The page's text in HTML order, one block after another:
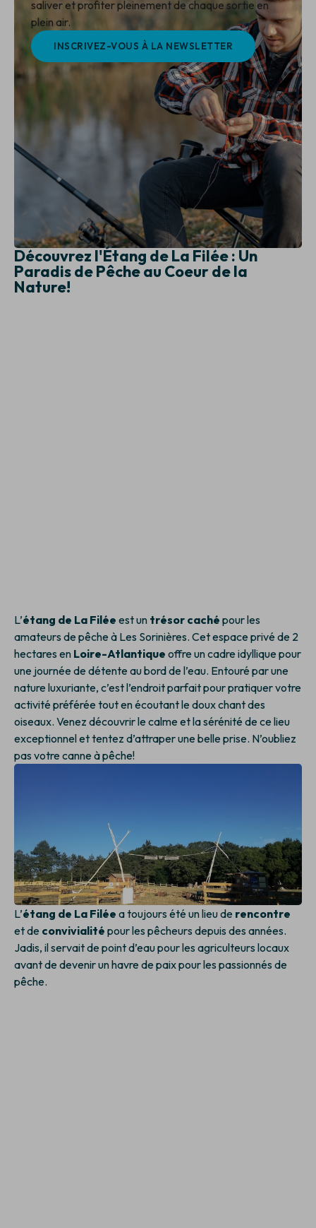
saliver et profiter pleinement de chaque sortie en
plein air.
INSCRIVEZ-VOUS À LA NEWSLETTER
Découvrez l'Étang de La Filée : Un
Paradis de Pêche au Coeur de la
Nature!
L’étang de La Filée est un trésor caché pour les
amateurs de pêche à Les Sorinières. Cet espace privé de 2
hectares en Loire-Atlantique offre un cadre idyllique pour
une journée de détente au bord de l’eau. Entouré par une
nature luxuriante, c’est l’endroit parfait pour pratiquer votre
activité préférée tout en écoutant le doux chant des
oiseaux. Venez découvrir le calme et la sérénité de ce lieu
exceptionnel et tentez d’attraper une belle prise. N’oubliez
pas votre canne à pêche!
L’étang de La Filée a toujours été un lieu de rencontre
et de convivialité pour les pêcheurs depuis des années.
Jadis, il servait de point d’eau pour les agriculteurs locaux
avant de devenir un havre de paix pour les passionnés de
pêche.